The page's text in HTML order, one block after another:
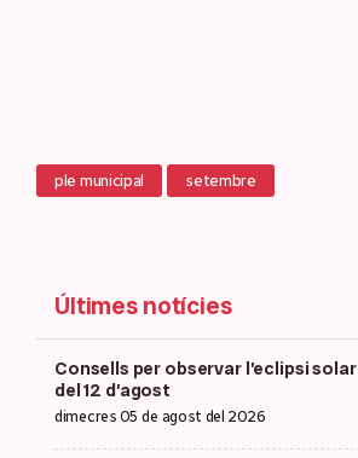
ple municipal setembre
Últimes notícies
Consells per observar l’eclipsi solar
del 12 d’agost
dimecres 05 de agost del 2026